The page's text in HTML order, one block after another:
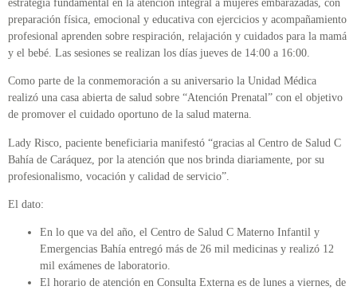
estrategia fundamental en la atención integral a mujeres embarazadas, con
preparación física, emocional y educativa con ejercicios y acompañamiento
profesional aprenden sobre respiración, relajación y cuidados para la mamá
y el bebé. Las sesiones se realizan los días jueves de 14:00 a 16:00.
Como parte de la conmemoración a su aniversario la Unidad Médica
realizó una casa abierta de salud sobre “Atención Prenatal” con el objetivo
de promover el cuidado oportuno de la salud materna.
Lady Risco, paciente beneficiaria manifestó “gracias al Centro de Salud C
Bahía de Caráquez, por la atención que nos brinda diariamente, por su
profesionalismo, vocación y calidad de servicio”.
El dato:
En lo que va del año, el Centro de Salud C Materno Infantil y
Emergencias Bahía entregó más de 26 mil medicinas y realizó 12
mil exámenes de laboratorio.
El horario de atención en Consulta Externa es de lunes a viernes, de